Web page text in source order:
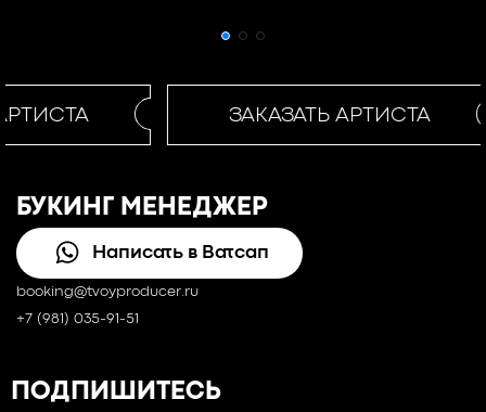
ЗАКАЗАТЬ АРТИСТА
БУКИНГ МЕНЕДЖЕР
Написать в Ватсап
booking@tvoyproducer.ru
+7 (981) 035-91-51
ПОДПИШИТЕСЬ